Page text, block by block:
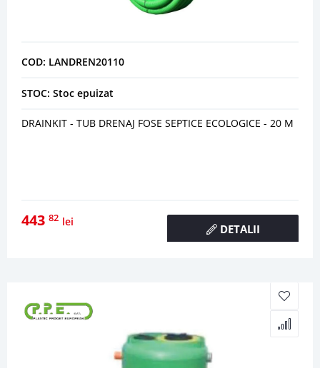
COD: LANDREN20110
STOC: Stoc epuizat
DRAINKIT - TUB DRENAJ FOSE SEPTICE ECOLOGICE - 20 M
443 82 lei
DETALII